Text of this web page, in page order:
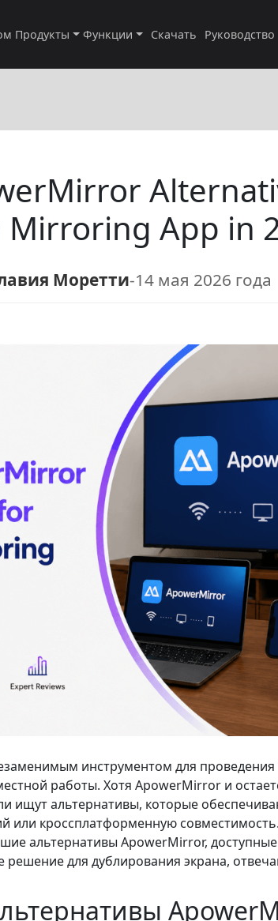
Продукты Функции Скачать Руководство
Mirroring App in
Моретти-14 мая 2026 года
инструментом для проведения
работы. Хотя ApowerMirror и
ищут альтернативы, которые
или кроссплатформенную
альтернативы ApowerMirror, доступные
решение для дублирования экрана,